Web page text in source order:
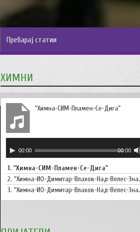
ХИМНИ
“Химна-СИМ-Пламен-Се-Дига”
плејер00:00 00:00
1.“Химна-СИМ-Пламен-Се-Дига”
2.“Химна-ИО-Димитар-Влахов-Над-Велес-Знаме-Се-Вее”
3.“Химна-ИО-Димитар-Влахов-Над-Велес-Знаме-Се-Вее-Инструментал”